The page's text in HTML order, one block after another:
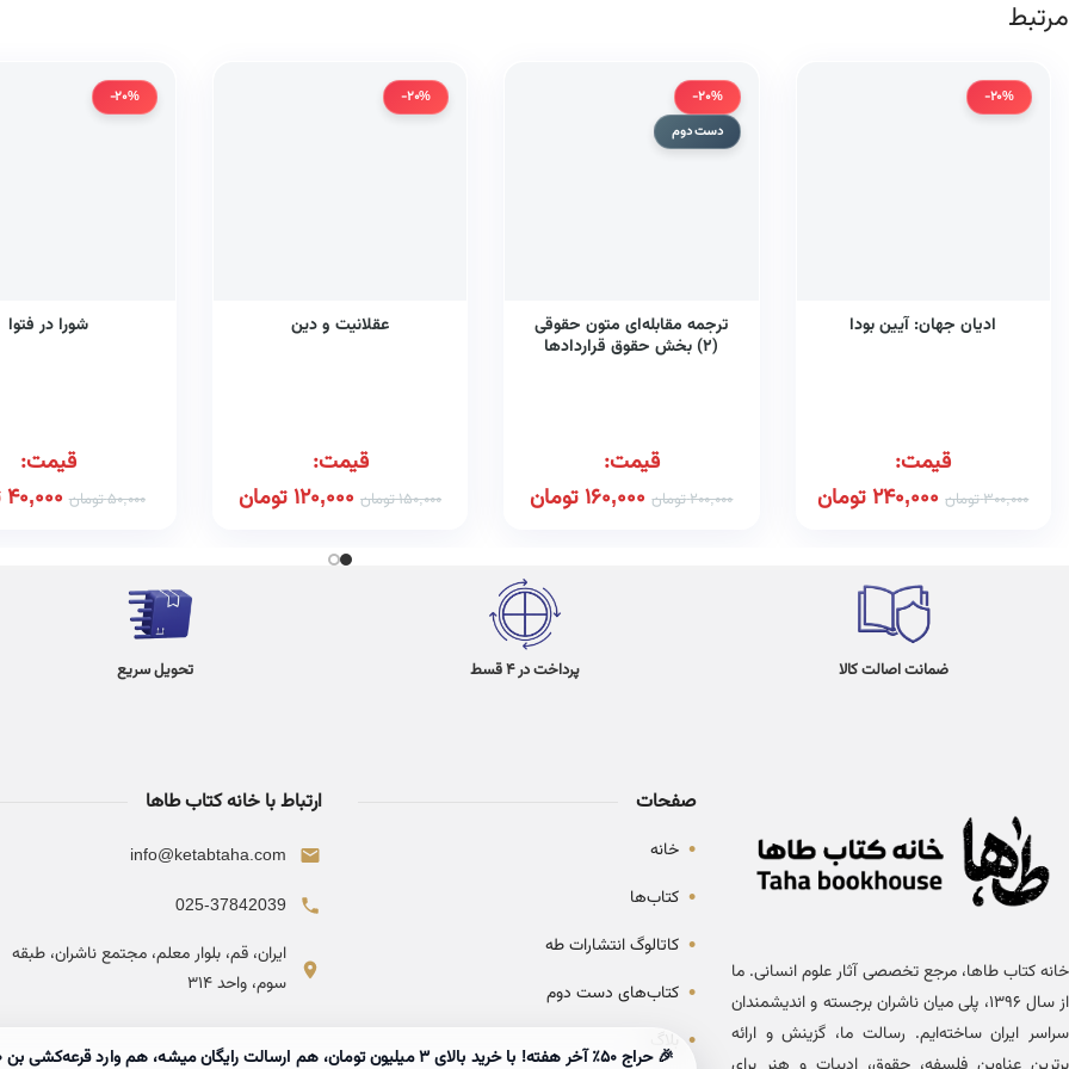
مرتبط
-20%
ادیان جهان: آیین بودا
قیمت:
300,000تومان 240,000تومان
-20%
دست دوم
ترجمه مقابله‌ای متون حقوقی
(۲) بخش حقوق قراردادها
قیمت:
200,000تومان 160,000تومان
-20%
عقلانیت و دین
قیمت:
150,000تومان 120,000تومان
-20%
شورا در فتوا
قیمت:
50,000تومان 40,000
ضمانت اصالت کالا پرداخت در 4 قسط تحویل سریع
خانه کتاب طاها، مرجع تخصصی آثار علوم انسانی. ما
از سال ۱۳۹۶، پلی میان ناشران برجسته و اندیشمندان
سراسر ایران ساخته‌ایم. رسالت ما، گزینش و ارائه
صفحات
• خانه
• کتاب‌ها
• کاتالوگ انتشارات طه
• کتاب‌های دست دوم
•
ارتباط با خانه کتاب طاها
info@ketabtaha.com
025-37842039
ایران، قم، بلوار معلم، مجتمع ناشران، طبقه
سوم، واحد ۳۱۴